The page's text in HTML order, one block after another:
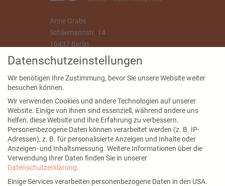
Anne Grabs
Schliemannstr. 14
10437 Berlin
info@annegrabs.de
Seiten
Blog
Kontakt
Über mich
Datenschutzeinstellungen
Wir benötigen Ihre Zustimmung, bevor Sie unsere Website weiter
besuchen können.
Wir verwenden Cookies und andere Technologien auf unserer
Website. Einige von ihnen sind essenziell, während andere uns
helfen, diese Website und Ihre Erfahrung zu verbessern.
Personenbezogene Daten können verarbeitet werden (z. B. IP-
Adressen), z. B. für personalisierte Anzeigen und Inhalte oder
Anzeigen- und Inhaltsmessung. Weitere Informationen über die
Verwendung Ihrer Daten finden Sie in unserer
Datenschutzerklärung.
Einige Services verarbeiten personenbezogene Daten in den USA.